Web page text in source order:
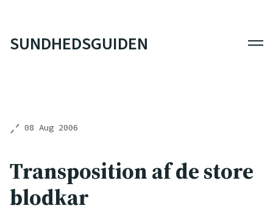
SUNDHEDSGUIDEN
08 Aug 2006
Transposition af de store
blodkar